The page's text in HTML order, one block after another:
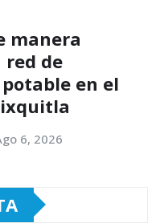
manera
de
en el
6, 2026